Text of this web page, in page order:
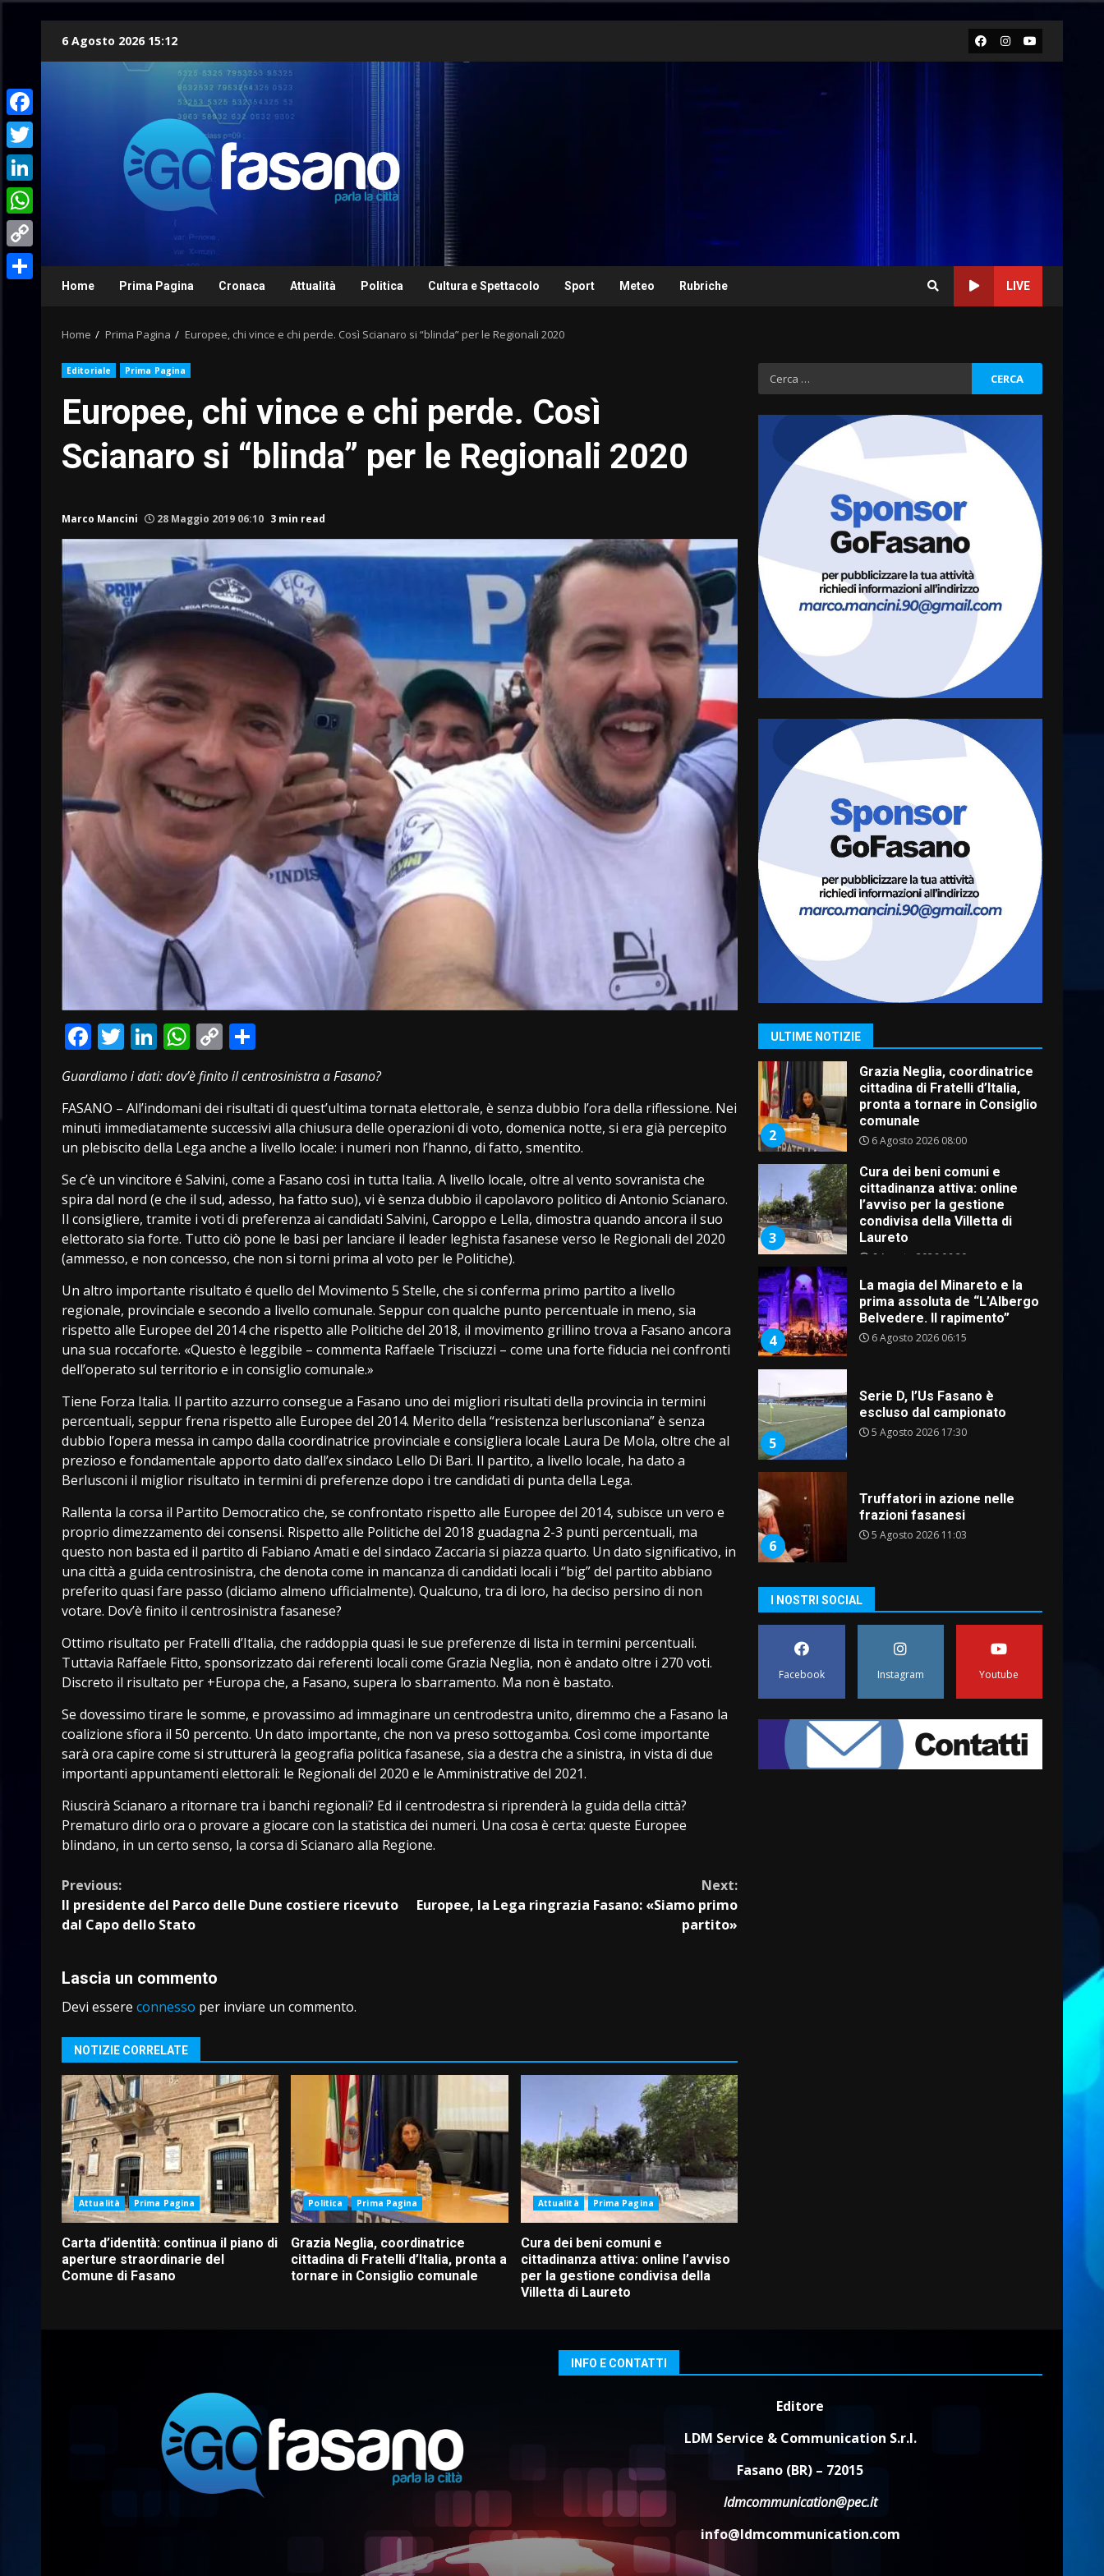
6 Agosto 2026 15:12 Facebook
Instagram
Youtube
Home Prima Pagina Cronaca Attualità Politica Cultura e Spettacolo Sport Meteo Rubriche LIVE
Home Prima Pagina Europee, chi vince e chi perde. Così Scianaro si “blinda” per le Regionali 2020
Editoriale Prima Pagina
Europee, chi vince e chi perde. Così
Scianaro si “blinda” per le Regionali 2020
Marco Mancini 28 Maggio 2019 06:10 3 min read
Facebook
Twitter
LinkedIn
WhatsApp
Copy
Link
Guardiamo i dati: dov’è finito il centrosinistra a Fasano?
FASANO – All’indomani dei risultati di quest’ultima tornata elettorale, è senza dubbio l’ora della riflessione. Nei
minuti immediatamente successivi alla chiusura delle operazioni di voto, domenica notte, si era già percepito
un plebiscito della Lega anche a livello locale: i numeri non l’hanno, di fatto, smentito.
Se c’è un vincitore é Salvini, come a Fasano così in tutta Italia. A livello locale, oltre al vento sovranista che
spira dal nord (e che il sud, adesso, ha fatto suo), vi è senza dubbio il capolavoro politico di Antonio Scianaro.
Il consigliere, tramite i voti di preferenza ai candidati Salvini, Caroppo e Lella, dimostra quando ancora il suo
elettorato sia forte. Tutto ciò pone le basi per lanciare il leader leghista fasanese verso le Regionali del 2020
(ammesso, e non concesso, che non si torni prima al voto per le Politiche).
Un altro importante risultato é quello del Movimento 5 Stelle, che si conferma primo partito a livello
regionale, provinciale e secondo a livello comunale. Seppur con qualche punto percentuale in meno, sia
rispetto alle Europee del 2014 che rispetto alle Politiche del 2018, il movimento grillino trova a Fasano ancora
una sua roccaforte. «Questo è leggibile – commenta Raffaele Trisciuzzi – come una forte fiducia nei confronti
dell’operato sul territorio e in consiglio comunale.»
Tiene Forza Italia. Il partito azzurro consegue a Fasano uno dei migliori risultati della provincia in termini
percentuali, seppur frena rispetto alle Europee del 2014. Merito della “resistenza berlusconiana” è senza
dubbio l’opera messa in campo dalla coordinatrice provinciale e consigliera locale Laura De Mola, oltre che al
prezioso e fondamentale apporto dato dall’ex sindaco Lello Di Bari. Il partito, a livello locale, ha dato a
Berlusconi il miglior risultato in termini di preferenze dopo i tre candidati di punta della Lega.
Rallenta la corsa il Partito Democratico che, se confrontato rispetto alle Europee del 2014, subisce un vero e
proprio dimezzamento dei consensi. Rispetto alle Politiche del 2018 guadagna 2-3 punti percentuali, ma
questo non basta ed il partito di Fabiano Amati e del sindaco Zaccaria si piazza quarto. Un dato significativo, in
una città a guida centrosinistra, che denota come in mancanza di candidati locali i “big” del partito abbiano
preferito quasi fare passo (diciamo almeno ufficialmente). Qualcuno, tra di loro, ha deciso persino di non
votare. Dov’è finito il centrosinistra fasanese?
Ottimo risultato per Fratelli d’Italia, che raddoppia quasi le sue preferenze di lista in termini percentuali.
Tuttavia Raffaele Fitto, sponsorizzato dai referenti locali come Grazia Neglia, non è andato oltre i 270 voti.
Discreto il risultato per +Europa che, a Fasano, supera lo sbarramento. Ma non è bastato.
Se dovessimo tirare le somme, e provassimo ad immaginare un centrodestra unito, diremmo che a Fasano la
coalizione sfiora il 50 percento. Un dato importante, che non va preso sottogamba. Così come importante
sarà ora capire come si strutturerà la geografia politica fasanese, sia a destra che a sinistra, in vista di due
importanti appuntamenti elettorali: le Regionali del 2020 e le Amministrative del 2021.
Riuscirà Scianaro a ritornare tra i banchi regionali? Ed il centrodestra si riprenderà la guida della città?
Prematuro dirlo ora o provare a giocare con la statistica dei numeri. Una cosa è certa: queste Europee
blindano, in un certo senso, la corsa di Scianaro alla Regione.
Continue
Reading
Previous:
Il presidente del Parco delle Dune costiere ricevuto
dal Capo dello Stato
Next:
Europee, la Lega ringrazia Fasano: «Siamo primo
partito»
Lascia un commento
Devi essere connesso per inviare un commento.
NOTIZIE CORRELATE
Attualità Prima Pagina
Carta d’identità: continua il piano di
aperture straordinarie del
Comune di Fasano
Politica Prima Pagina
Grazia Neglia, coordinatrice
cittadina di Fratelli d’Italia, pronta a
tornare in Consiglio comunale
Attualità Prima Pagina
Cura dei beni comuni e
cittadinanza attiva: online l’avviso
per la gestione condivisa della
Villetta di Laureto
Ricerca
per:
ULTIME NOTIZIE
Cura dei beni comuni e
cittadinanza attiva: online
l’avviso per la gestione
condivisa della Villetta di
Laureto
6 Agosto 2026 06:20
4
La magia del Minareto e la
prima assoluta de “L’Albergo
Belvedere. Il rapimento”
5
Serie D, l’Us Fasano è
escluso dal campionato
Truffatori in azione nelle
frazioni fasanesi
5 Agosto 2026 11:03
7
Residenti di Savelletri
scrivono al Prefetto: “Noi
cittadini di serie B”
5 Agosto 2026 06:15
1
Carta d’identità: continua il
piano di aperture
straordinarie del Comune di
2
Grazia Neglia, coordinatrice
cittadina di Fratelli d’Italia,
pronta a tornare in Consiglio
comunale
6 Agosto 2026 08:00
3
Cura dei beni comuni e
cittadinanza attiva: online
l’avviso per la gestione
condivisa della Villetta di
Laureto
6 Agosto 2026 06:20
4
La magia del Minareto e la
prima assoluta de “L’Albergo
Belvedere. Il rapimento”
6 Agosto 2026 06:15
5
Serie D, l’Us Fasano è
escluso dal campionato
5 Agosto 2026 17:30
6
Truffatori in azione nelle
frazioni fasanesi
5 Agosto 2026 11:03
scrivono al Prefetto: “Noi
cittadini di serie B”
5 Agosto 2026 06:15
straordinarie del Comune di
Fasano
6 Agosto 2026 14:16
I NOSTRI SOCIAL
Facebook Instagram Youtube
INFO E CONTATTI
Editore
LDM Service & Communication S.r.l.
Fasano (BR) – 72015
ldmcommunication@pec.it
info@ldmcommunication.com
Facebook
Twitter
LinkedIn
WhatsApp
Copy